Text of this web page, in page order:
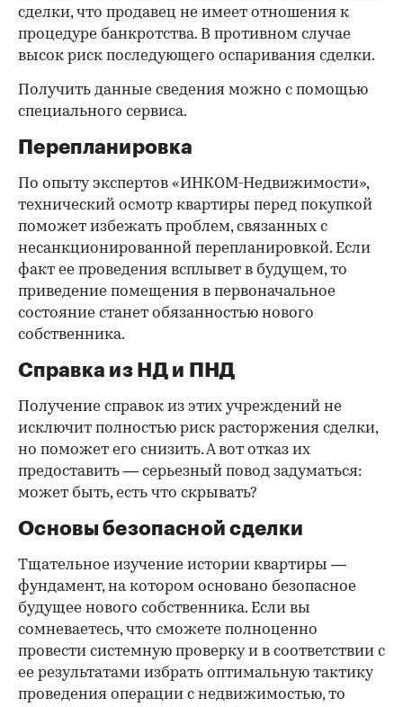
сделки, что продавец не имеет отношения к
процедуре банкротства. В противном случае
высок риск последующего оспаривания сделки.
Получить данные сведения можно с помощью
специального сервиса.
Перепланировка
По опыту экспертов «ИНКОМ-Недвижимости»,
технический осмотр квартиры перед покупкой
поможет избежать проблем, связанных с
несанкционированной перепланировкой. Если
факт ее проведения всплывет в будущем, то
приведение помещения в первоначальное
состояние станет обязанностью нового
собственника.
Справка из НД и ПНД
Получение справок из этих учреждений не
исключит полностью риск расторжения сделки,
но поможет его снизить. А вот отказ их
предоставить — серьезный повод задуматься:
может быть, есть что скрывать?
Основы безопасной сделки
Тщательное изучение истории квартиры —
фундамент, на котором основано безопасное
будущее нового собственника. Если вы
сомневаетесь, что сможете полноценно
провести системную проверку и в соответствии с
ее результатами избрать оптимальную тактику
проведения операции с недвижимостью, то